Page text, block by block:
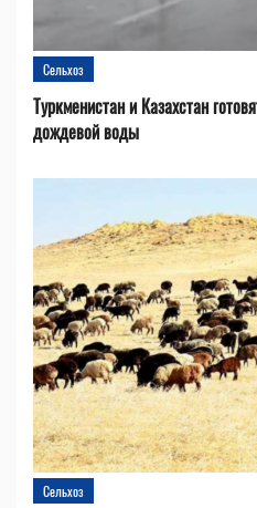
Сельхоз
Туркменистан и Казахстан
дождевой воды
Сельхоз